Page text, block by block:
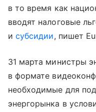
в то время как
вводят налоговые
исубсидии, пишет
31 марта министры
в формате
необходимые для
энергорынка в